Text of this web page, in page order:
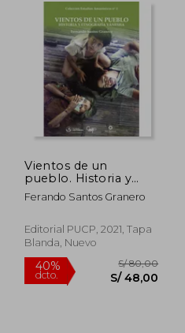
30%
dcto.
Vientos de un
pueblo. Historia y
etnografía yánesha
Ferando Santos Granero
Editorial PUCP, 2021, Tapa
Blanda, Nuevo